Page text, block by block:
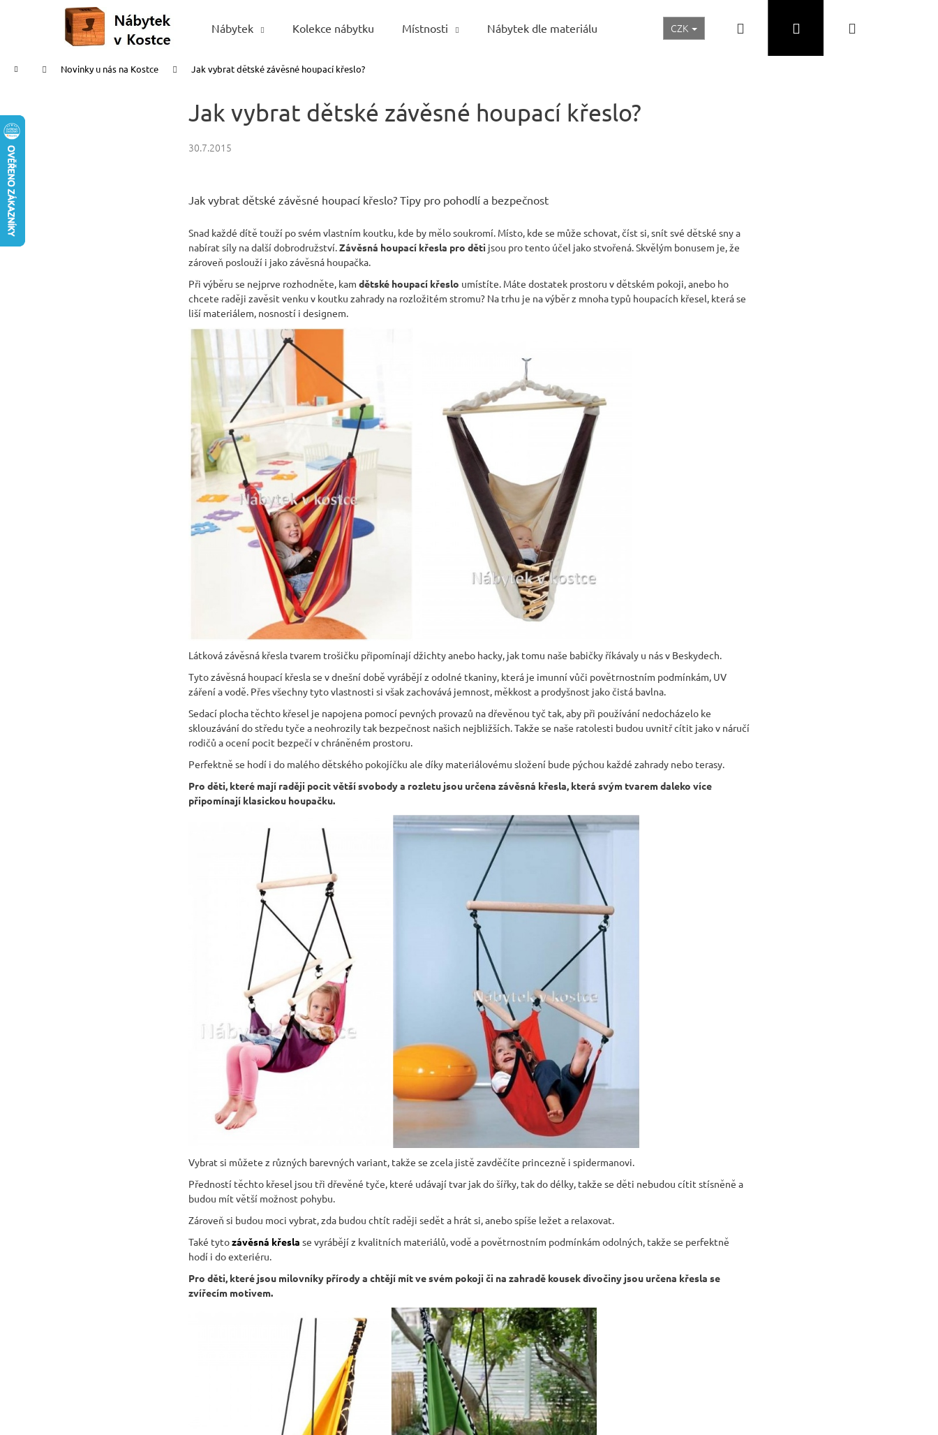
Nábytek Kolekce nábytku Místnosti Nábytek dle materiálu Realizace a inspirace Akční ceny Nábytek Skladem
CZK Přihlášení
Domů Novinky u nás na Kostce Jak vybrat dětské závěsné houpací křeslo?
Jak vybrat dětské závěsné houpací křeslo?
30.7.2015
Jak vybrat dětské závěsné houpací křeslo? Tipy pro pohodlí a bezpečnost
Snad každé dítě touží po svém vlastním koutku, kde by mělo soukromí. Místo, kde se může schovat, číst si, snít své dětské sny a
nabírat síly na další dobrodružství.Závěsná houpací křesla pro děti jsou pro tento účel jako stvořená. Skvělým bonusem je, že
zároveň poslouží i jako závěsná houpačka.
Při výběru se nejprve rozhodněte, kam dětské houpací křeslo umístíte. Máte dostatek prostoru v dětském pokoji, anebo ho
chcete raději zavěsit venku v koutku zahrady na rozložitém stromu? Na trhu je na výběr z mnoha typů houpacích křesel, která se
liší materiálem, nosností i designem.
Látková závěsná křesla tvarem trošičku připomínají džichty anebo hacky, jak tomu naše babičky říkávaly u nás v Beskydech.
Tyto závěsná houpací křesla se v dnešní době vyrábějí z odolné tkaniny, která je imunní vůči povětrnostním podmínkám, UV
záření a vodě. Přes všechny tyto vlastnosti si však zachovává jemnost, měkkost a prodyšnost jako čistá bavlna.
Sedací plocha těchto křesel je napojena pomocí pevných provazů na dřevěnou tyč tak, aby při používání nedocházelo ke
sklouzávání do středu tyče a neohrozily tak bezpečnost našich nejbližších. Takže se naše ratolesti budou uvnitř cítit jako v náručí
rodičů a ocení pocit bezpečí v chráněném prostoru.
Perfektně se hodí i do malého dětského pokojíčku ale díky materiálovému složení bude pýchou každé zahrady nebo terasy.
Pro děti, které mají raději pocit větší svobody a rozletu jsou určena závěsná křesla, která svým tvarem daleko více
připomínají klasickou houpačku.
Vybrat si můžete z různých barevných variant, takže se zcela jistě zavděčíte princezně i spidermanovi.
Předností těchto křesel jsou tři dřevěné tyče, které udávají tvar jak do šířky, tak do délky, takže se děti nebudou cítit stísněně a
budou mít větší možnost pohybu.
Zároveň si budou moci vybrat, zda budou chtít raději sedět a hrát si, anebo spíše ležet a relaxovat.
Také tytozávěsná křesla se vyrábějí z kvalitních materiálů, vodě a povětrnostním podmínkám odolných, takže se perfektně
hodí i do exteriéru.
Pro děti, které jsou milovníky přírody a chtějí mít ve svém pokoji či na zahradě kousek divočiny jsou určena křesla se
zvířecím motivem.
Zpět
obchodu
Zpět
obchodu
Co potřebujete najít?
Doporučujeme
RUSTIKÁLNÍ ŽIDLE SWEET HOME SIL25 JÍDELNÍ ŽIDLE MEXICANA SIL25